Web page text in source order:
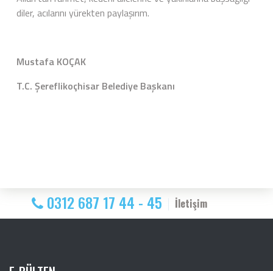
diler, acılarını yürekten paylaşırım.
Mustafa KOÇAK
T.C. Şereflikoçhisar Belediye Başkanı
0312 687 17 44 - 45 İletişim